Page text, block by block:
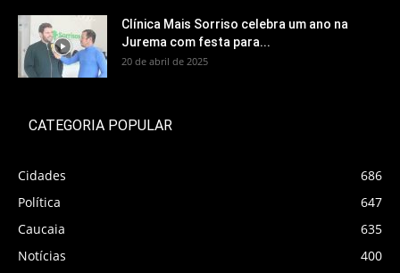
Clínica Mais Sorriso celebra um ano na
Jurema com festa para...
20 de abril de 2025
CATEGORIA POPULAR
Cidades
686
Política
647
Caucaia
635
Notícias
400